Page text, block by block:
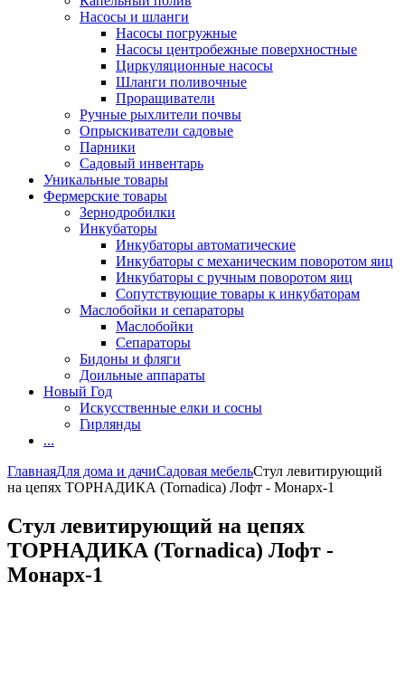
Насосы и шланги
Насосы погружные
Насосы центробежные поверхностные
Циркуляционные насосы
Шланги поливочные
Проращиватели
Ручные рыхлители почвы
Опрыскиватели садовые
Парники
Садовый инвентарь
Уникальные товары
Фермерские товары
Зернодробилки
Инкубаторы
Инкубаторы автоматические
Инкубаторы с механическим поворотом яиц
Инкубаторы с ручным поворотом яиц
Сопутствующие товары к инкубаторам
Маслобойки и сепараторы
Маслобойки
Сепараторы
Бидоны и фляги
Доильные аппараты
Новый Год
Искусственные елки и сосны
Гирлянды
...
ГлавнаяДля дома и дачиСадовая мебельСтул левитирующий
на цепях ТОРНАДИКА (Tornadica) Лофт - Монарх-1
Стул левитирующий на цепях
ТОРНАДИКА (Tornadica) Лофт -
Монарх-1